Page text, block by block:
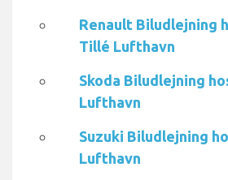
Renault Biludlejning
Tillé Lufthavn
Skoda Biludlejning
Lufthavn
Suzuki Biludlejning
Lufthavn